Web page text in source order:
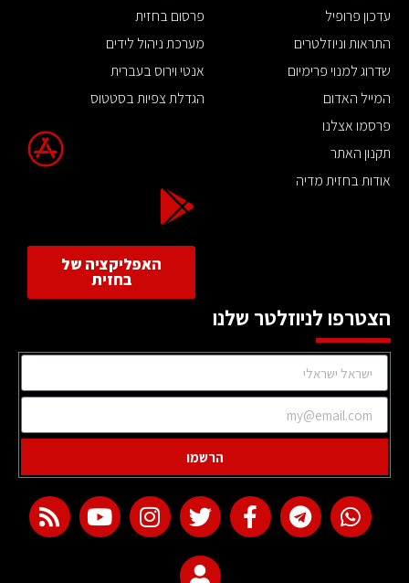
עדכון פרופיל
התראות וניוזלטרים
שדרוג למנוי פרימיום
המייל האדום
פרסמו אצלנו
תקנון האתר
אודות בחזית מדיה
פרסום בחזית
מערכת ניהול לידים
אנטי וירוס בעברית
הגדלת צפיות בסטטוס
האפליקציה של
בחזית
הצטרפו לניוזלטר שלנו
הרשמו